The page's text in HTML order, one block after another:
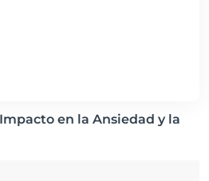
en la Ansiedad y la